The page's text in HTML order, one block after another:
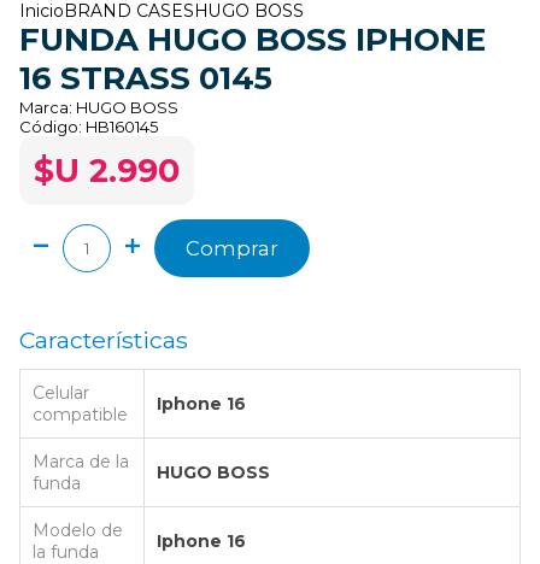
Inicio BRAND CASES HUGO BOSS
FUNDA HUGO BOSS IPHONE
16 STRASS 0145
Marca: HUGO BOSS
Código: HB160145
$U 2.990
Comprar
Características
Celular
compatible
Iphone 16
Marca de la
funda
HUGO BOSS
Modelo de
la funda
Iphone 16